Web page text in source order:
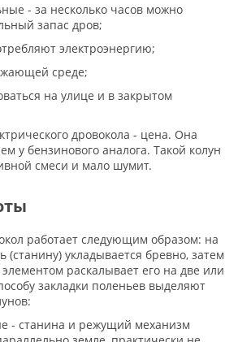
- за несколько часов можно
запас дров;
электроэнергию;
среде;
на улице и в закрытом
дровокола - цена. Она
у бензинового аналога. Такой колун
смеси и мало шумит.
работает следующим образом: на
(станину) укладывается бревно, затем
раскалывает его на две или
закладки поленьев выделяют
- станина и режущий механизм